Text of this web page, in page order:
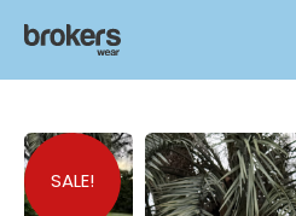
SALE!